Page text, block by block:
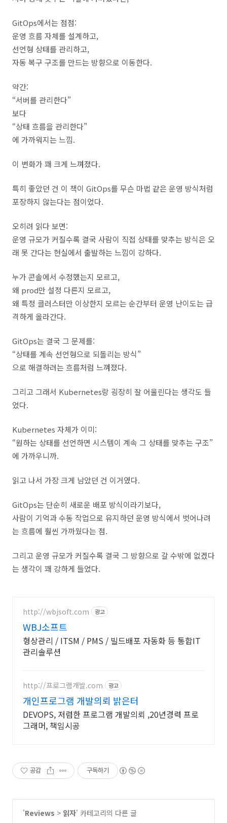
GitOps에서는 점점:
운영 흐름 자체를 설계하고,
선언형 상태를 관리하고,
자동 복구 구조를 만드는 방향으로 이동한다.
약간:
“서버를 관리한다”
보다
“상태 흐름을 관리한다”
에 가까워지는 느낌.
이 변화가 꽤 크게 느껴졌다.
특히 좋았던 건 이 책이 GitOps를 무슨 마법 같은 운영 방식처럼
포장하지 않는다는 점이었다.
오히려 읽다 보면:
운영 규모가 커질수록 결국 사람이 직접 상태를 맞추는 방식은 오
래 못 간다는 현실에서 출발하는 느낌이 강하다.
누가 콘솔에서 수정했는지 모르고,
왜 prod만 설정 다른지 모르고,
왜 특정 클러스터만 이상한지 모르는 순간부터 운영 난이도는 급
격하게 올라간다.
GitOps는 결국 그 문제를:
“상태를 계속 선언형으로 되돌리는 방식”
으로 해결하려는 흐름처럼 느껴졌다.
그리고 그래서 Kubernetes랑 굉장히 잘 어울린다는 생각도 들
었다.
Kubernetes 자체가 이미:
“원하는 상태를 선언하면 시스템이 계속 그 상태를 맞추는 구조”
에 가까우니까.
읽고 나서 가장 크게 남았던 건 이거였다.
GitOps는 단순히 새로운 배포 방식이라기보다,
사람이 기억과 수동 작업으로 유지하던 운영 방식에서 벗어나려
는 흐름에 훨씬 가까웠다는 점.
그리고 운영 규모가 커질수록 결국 그 방향으로 갈 수밖에 없겠다
는 생각이 꽤 강하게 들었다.
http://wbjsoft.com 광고
WBJ소프트
형상관리 / ITSM / PMS / 빌드배포 자동화 등 통합IT
관리솔루션
http://프로그램개발.com 광고
개인프로그램 개발의뢰 밝은터
DEVOPS, 저렴한 프로그램 개발의뢰 ,20년경력 프로
그래머, 책임시공
공감 구독하기
'Reviews > 읽자' 카테고리의 다른 글